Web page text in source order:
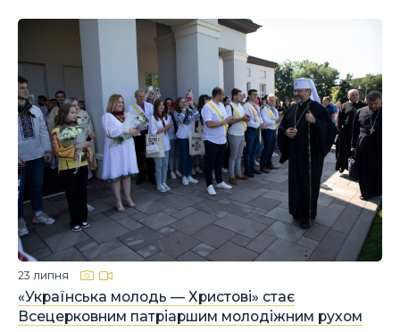
«Українська молодь — Христові» стає
Всецерковним патріаршим молодіжним рухом
23 липня